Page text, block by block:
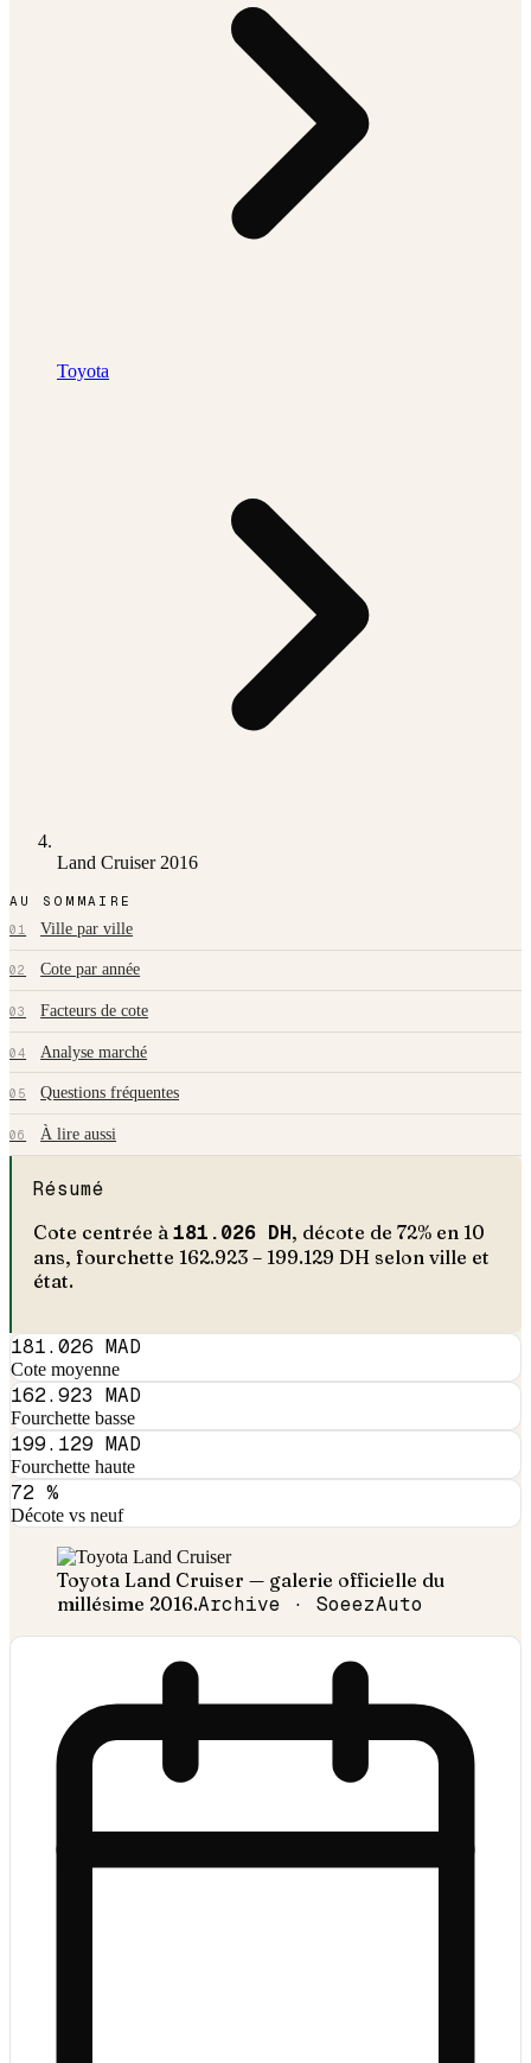
Toyota
Land Cruiser 2016
AU SOMMAIRE
01 Ville par ville
02 Cote par année
03 Facteurs de cote
04 Analyse marché
05 Questions fréquentes
06 À lire aussi
Résumé
Cote centrée à 181.026DH, décote de 72% en 10
ans, fourchette 162.923– 199.129 DH selon ville et
état.
181.026 MAD
Cote moyenne
162.923 MAD
Fourchette basse
199.129 MAD
Fourchette haute
72 %
Décote vs neuf
Toyota Land Cruiser — galerie officielle du
millésime 2016.Archive · SoeezAuto